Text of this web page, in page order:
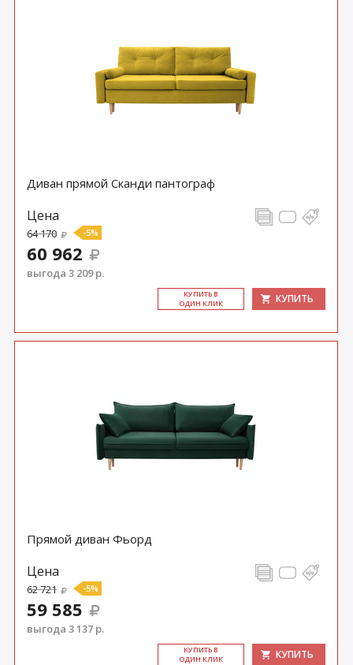
Диван прямой Сканди пантограф
Цена
64 170 -5%
60 962
выгода 3 209 р.
КУ­ПИТЬ В
ОДИН КЛИК
КУПИТЬ
Прямой диван Фьорд
Цена
62 721 -5%
59 585
выгода 3 137 р.
КУ­ПИТЬ В
ОДИН КЛИК
КУПИТЬ